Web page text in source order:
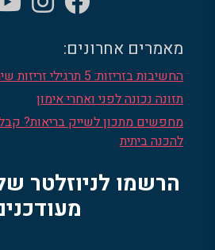
מאמרים אחרונים:
החשיבות בזריזות: 5 תרגילי זריזות שיהפכו אתכם לאלופים
תזונה נכונה לפני ואחרי אימון
להכנה ביתית
הרשמו לניוזלטר